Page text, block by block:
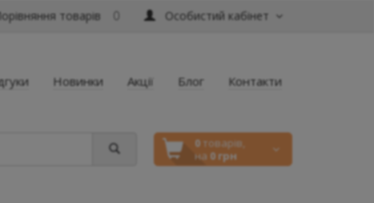
Особистий кабінет
товарів 0
Новинки Акції Блог Контакти
0товарів,
на 0 грн